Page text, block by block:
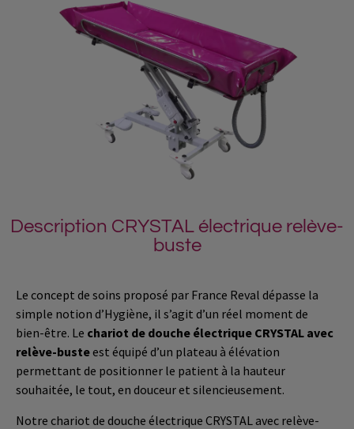
Description CRYSTAL électrique relève-
buste
Le concept de soins proposé par France Reval dépasse la
simple notion d’Hygiène, il s’agit d’un réel moment de
bien-être. Le chariot de douche électrique CRYSTAL avec
relève-busteest équipé d’un plateau à élévation
permettant de positionner le patient à la hauteur
souhaitée, le tout, en douceur et silencieusement.
Notre chariot de douche électrique CRYSTAL avec relève-